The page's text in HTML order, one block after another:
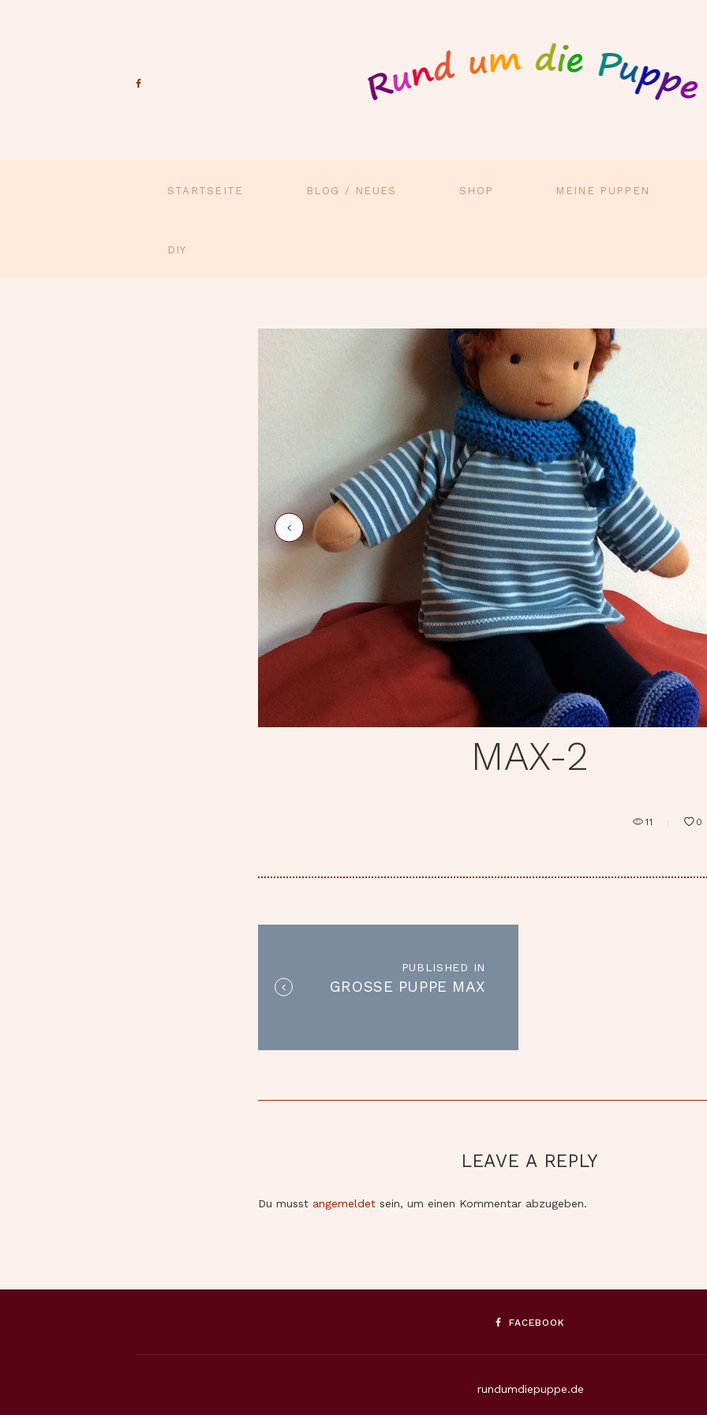
STARTSEITE BLOG / NEUES SHOP MEINE PUPPEN
DIY
MAX-2
11 0
PUBLISHED IN
GROSSE PUPPE MAX
LEAVE A REPLY
Du musst angemeldet sein, um einen Kommentar abzugeben.
FACEBOOK
rundumdiepuppe.de